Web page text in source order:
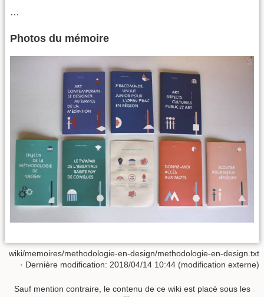
…
Photos du mémoire
wiki/memoires/methodologie-en-design/methodologie-en-design.txt
· Dernière modification: 2018/04/14 10:44 (modification externe)
Sauf mention contraire, le contenu de ce wiki est placé sous les